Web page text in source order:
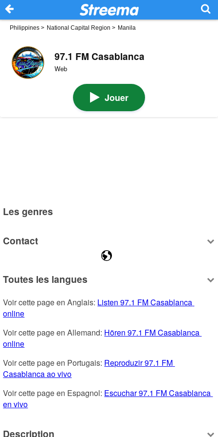
Philippines > National Capital Region > Manila
97.1 FM Casablanca
Web
Jouer
Les genres
Contact
Toutes les langues
Voir cette page en Anglais: Listen 97.1 FM Casablanca
online
Voir cette page en Allemand: Hören 97.1 FM Casablanca
online
Voir cette page en Portugais: Reproduzir 97.1 FM
Casablanca ao vivo
Voir cette page en Espagnol: Escuchar 97.1 FM Casablanca
en vivo
Description